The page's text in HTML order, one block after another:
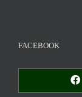
FACEBOOK